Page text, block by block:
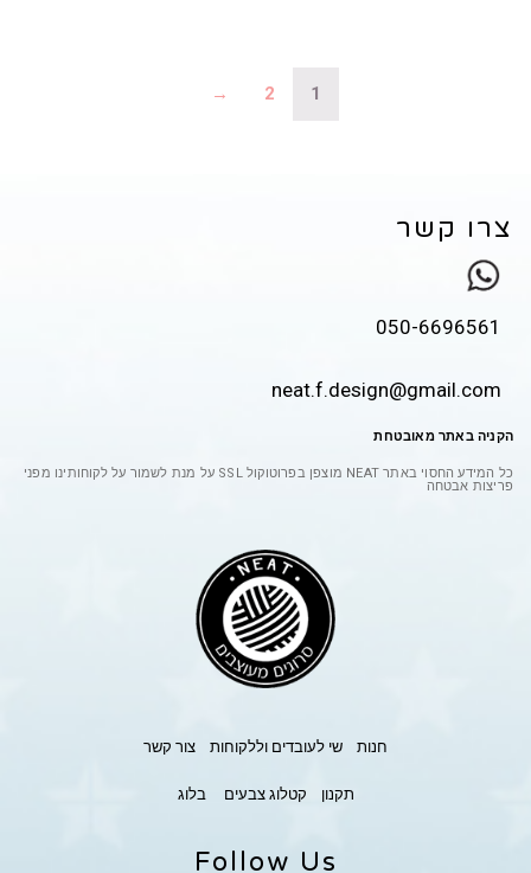
1
2
→
צרו קשר
050-6696561
neat.f.design@gmail.com
הקניה באתר מאובטחת
כל המידע החסוי באתר NEAT מוצפן בפרוטוקול SSL על מנת לשמור על לקוחותינו מפני
פריצות אבטחה
חנות שי לעובדים וללקוחות צור קשר
תקנון קטלוג צבעים בלוג
Follow Us